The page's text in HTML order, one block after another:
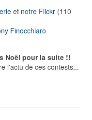
et notre Flickr (110
Finocchiaro
Noël pour la suite !!
l'actu de ces contests...